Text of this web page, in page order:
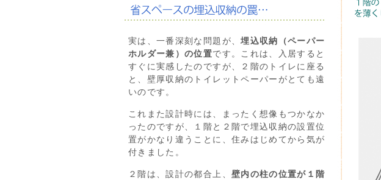
実は、一番深刻な問題が、埋込収納（ペーパー
ホルダー兼）の位置です。これは、入居すると
すぐに実感したのですが、２階のトイレに座る
と、壁厚収納のトイレットペーパーがとても遠
いのです。
これまた設計時には、まったく想像もつかなか
ったのですが、１階と２階で埋込収納の設置位
置がかなり違うことに、住みはじめてから気が
付きました。
２階は、設計の都合上、 壁内の柱の位置が１階